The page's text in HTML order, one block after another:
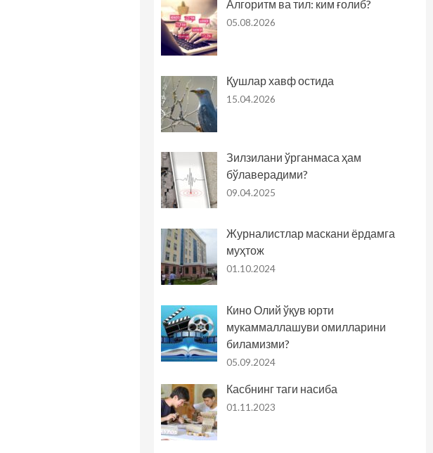
Алгоритм ва тил: ким ғолиб?
05.08.2026
Қушлар хавф остида
15.04.2026
Зилзилани ўрганмаса ҳам
бўлаверадими?
09.04.2025
Журналистлар маскани ёрдамга
муҳтож
01.10.2024
Кино Олий ўқув юрти
мукаммаллашуви омилларини
биламизми?
05.09.2024
Касбнинг таги насиба
01.11.2023